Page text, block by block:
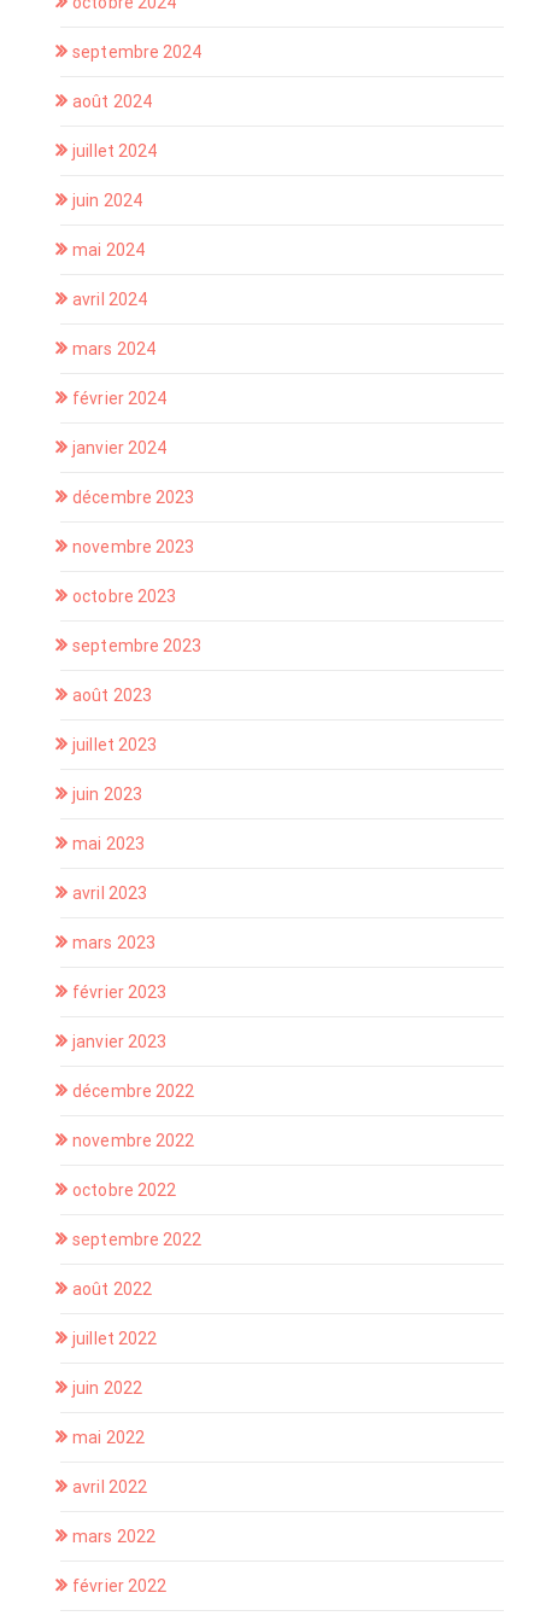
septembre 2024
août 2024
juillet 2024
juin 2024
mai 2024
avril 2024
mars 2024
février 2024
janvier 2024
décembre 2023
novembre 2023
octobre 2023
septembre 2023
août 2023
juillet 2023
juin 2023
mai 2023
avril 2023
mars 2023
février 2023
janvier 2023
décembre 2022
novembre 2022
octobre 2022
septembre 2022
août 2022
juillet 2022
juin 2022
mai 2022
avril 2022
mars 2022
février 2022